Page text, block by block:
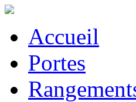
Accueil
Portes